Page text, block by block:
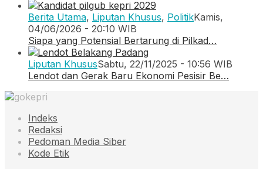
Berita Utama, Liputan Khusus, PolitikKamis,
04/06/2026 - 20:10 WIB
Siapa yang Potensial Bertarung di Pilkad…
Liputan KhususSabtu, 22/11/2025 - 10:56 WIB
Lendot dan Gerak Baru Ekonomi Pesisir Be…
Indeks
Redaksi
Pedoman Media Siber
Kode Etik